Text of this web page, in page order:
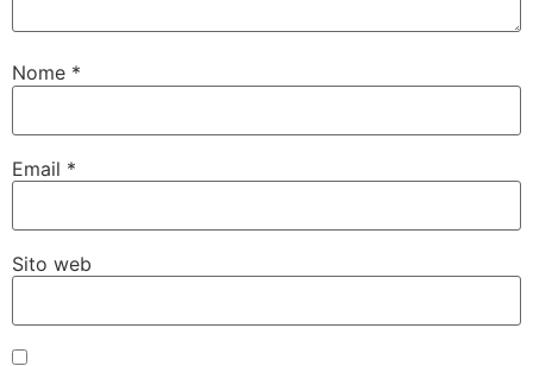
Nome *
Email *
Sito web